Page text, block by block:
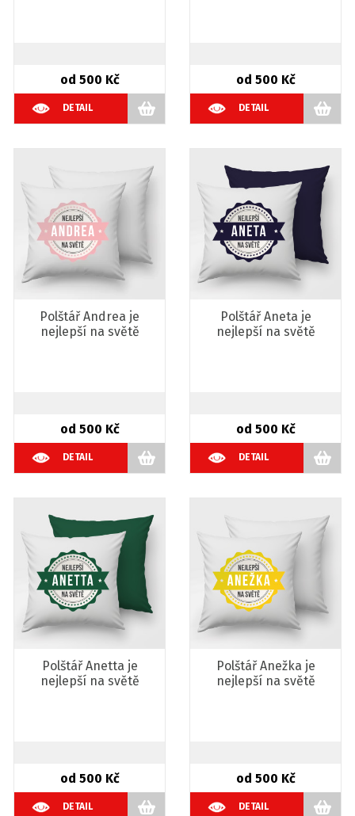
od 500 Kč
DETAIL
od 500 Kč
DETAIL
Polštář Andrea je
nejlepší na světě
od 500 Kč
DETAIL
Polštář Aneta je
nejlepší na světě
od 500 Kč
DETAIL
Polštář Anetta je
nejlepší na světě
od 500 Kč
DETAIL
Polštář Anežka je
nejlepší na světě
od 500 Kč
DETAIL